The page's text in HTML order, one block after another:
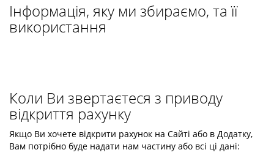
Інформація, яку ми збираємо, та її
використання
Коли Ви звертаєтеся з приводу
відкриття рахунку
Якщо Ви хочете відкрити рахунок на Сайті або в Додатку,
Вам потрібно буде надати нам частину або всі ці дані: